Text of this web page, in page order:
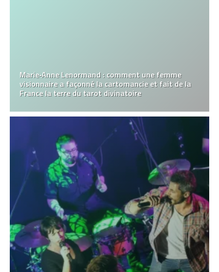
Marie‑Anne Lenormand : comment une femme
visionnaire a façonné la cartomancie et fait de la
France la terre du tarot divinatoire